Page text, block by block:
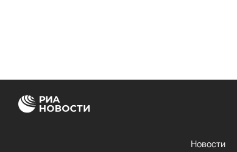
Новости